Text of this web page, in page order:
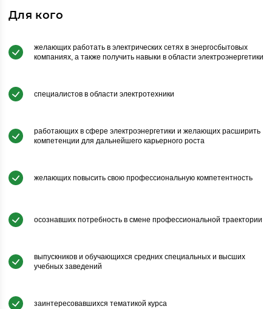
Для кого
желающих работать в электрических сетях в энергосбытовых
компаниях, а также получить навыки в области электроэнергетики
специалистов в области электротехники
работающих в сфере электроэнергетики и желающих расширить
компетенции для дальнейшего карьерного роста
желающих повысить свою профессиональную компетентность
осознавших потребность в смене профессиональной траектории
выпускников и обучающихся средних специальных и высших
учебных заведений
заинтересовавшихся тематикой курса